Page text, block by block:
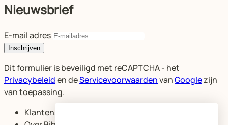
Nieuwsbrief
E-mail adres
Inschrijven
Dit formulier is beveiligd met reCAPTCHA - het
Privacybeleiden deServicevoorwaardenvanGooglezijn
van toepassing.
Klantenservice